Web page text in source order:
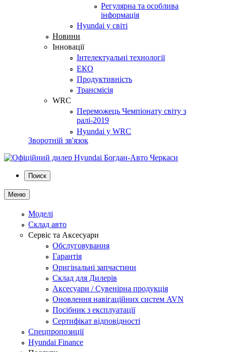
Регулярна та особлива
інформація
Hyundai у світі
Новини
Інновації
Інтелектуальні технології
ЕКО
Продуктивність
Трансмісія
WRC
Переможець Чемпіонату світу з
ралі-2019
Hyundai у WRC
Зворотній зв'язок
Поиск
Меню
Моделі
Склад авто
Сервіс та Аксесуари
Обслуговування
Гарантія
Оригінальні запчастини
Склад для Дилерів
Аксесуари / Сувенірна продукція
Оновлення навігаційних систем AVN
Посібник з експлуатації
Сертифікат відповідності
Спецпропозиції
Hyundai Finance